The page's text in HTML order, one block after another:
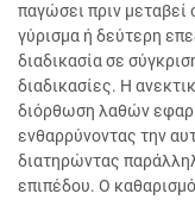
παγώσει πριν μεταβεί
γύρισμα ή δεύτερη
διαδικασία σε
διαδικασίες. Η
διόρθωση λαθών
ενθαρρύνοντας την
διατηρώντας
επιπέδου. Ο